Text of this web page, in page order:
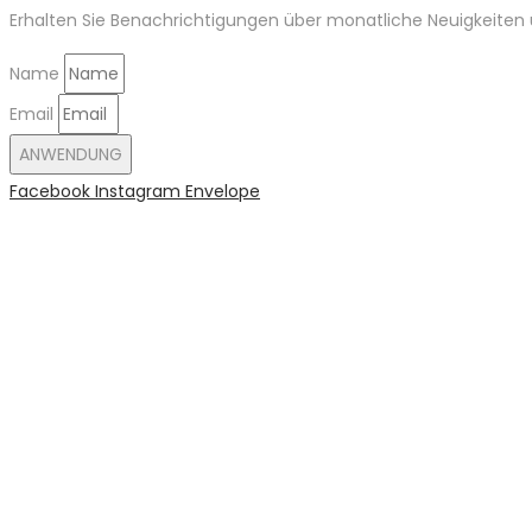
Erhalten Sie Benachrichtigungen über monatliche Neuigkeiten
Name
Email
ANWENDUNG
Facebook Instagram Envelope